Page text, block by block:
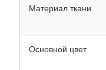
Материал ткани
Основной цвет